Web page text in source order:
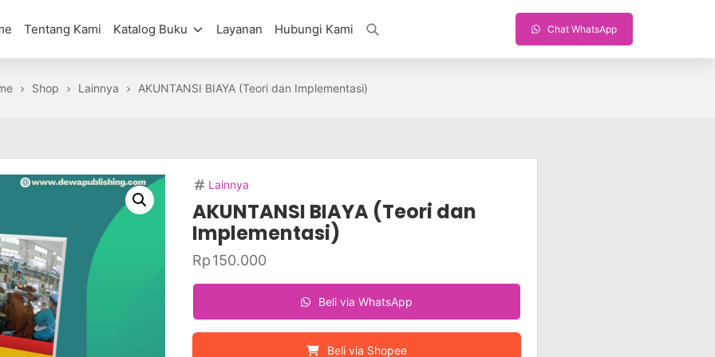
Tentang Kami Katalog Buku Layanan Hubungi Kami Chat WhatsApp
Shop Lainnya AKUNTANSI BIAYA (Teori dan Implementasi)
Lainnya
AKUNTANSI BIAYA (Teori dan
Implementasi)
Rp150.000
Beli via WhatsApp
Beli via Shopee